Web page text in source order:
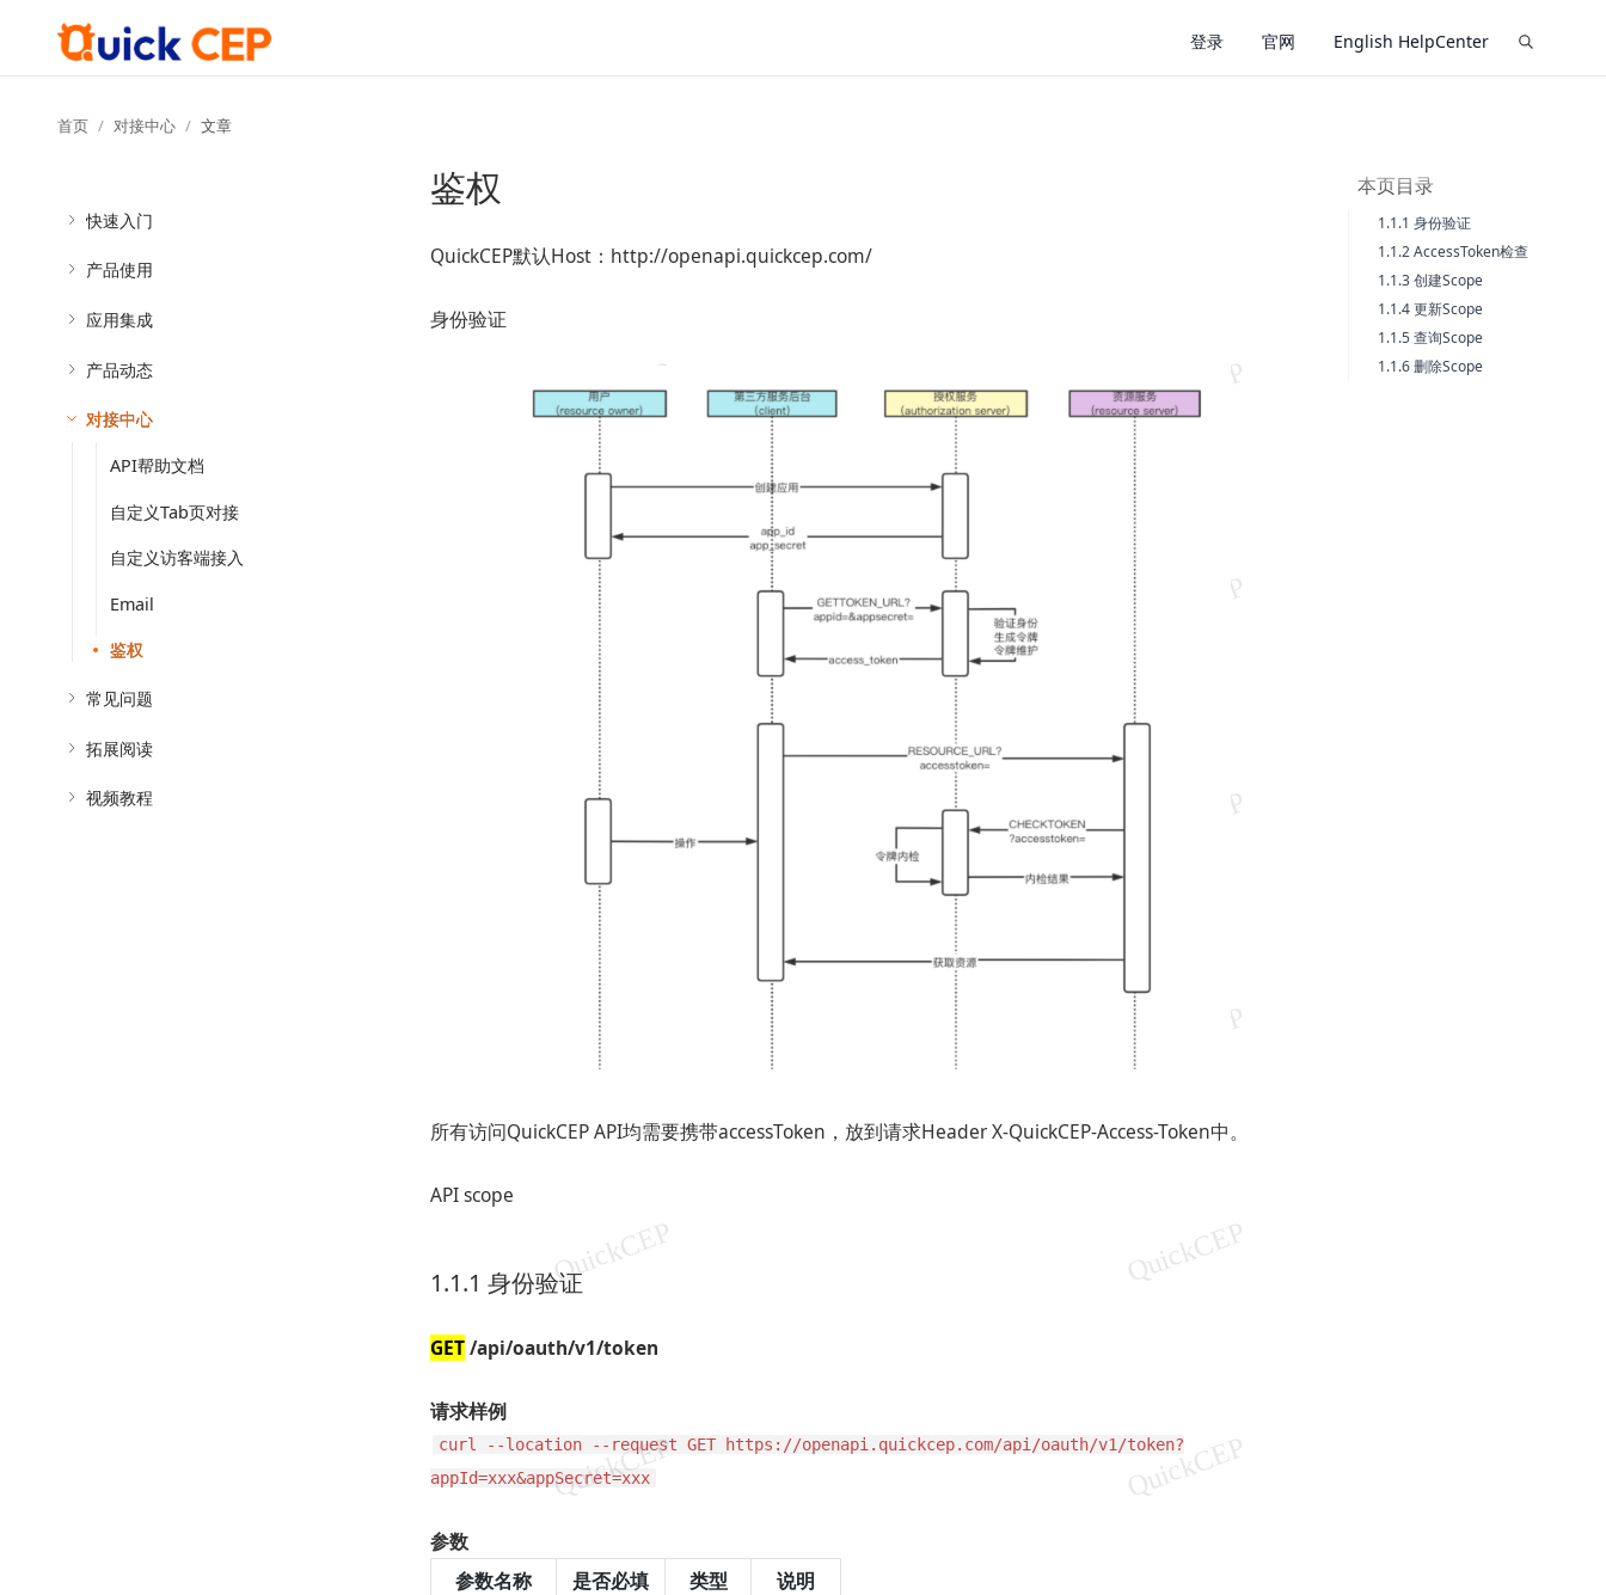
登录 官网 English HelpCenter
首页 对接中心 文章
快速入门
产品使用
应用集成
产品动态
对接中心
API帮助文档
自定义Tab页对接
自定义访客端接入
Email
鉴权
常见问题
拓展阅读
视频教程
鉴权
QuickCEP默认Host：http://openapi.quickcep.com/
身份验证
所有访问QuickCEP API均需要携带accessToken，放到请求Header X-QuickCEP-Access-Token中。
API scope
1.1.1 身份验证
GET/api/oauth/v1/token
请求样例
curl --location --request GET https://openapi.quickcep.com/api/oauth/v1/token?
appId=xxx&appSecret=xxx
参数
参数名称 是否必填 类型
说明
本页目录
1.1.1 身份验证
1.1.2 AccessToken检查
1.1.3 创建Scope
1.1.4 更新Scope
1.1.5 查询Scope
1.1.6 删除Scope